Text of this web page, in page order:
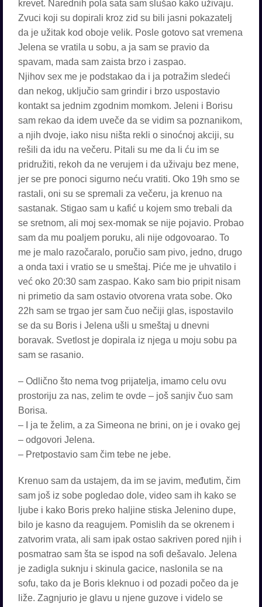
krevet. Narednih pola sata sam slušao kako uživaju.
Zvuci koji su dopirali kroz zid su bili jasni pokazatelj
da je užitak kod oboje velik. Posle gotovo sat vremena
Jelena se vratila u sobu, a ja sam se pravio da
spavam, mada sam zaista brzo i zaspao.
Njihov sex me je podstakao da i ja potražim sledeći
dan nekog, uključio sam grindir i brzo uspostavio
kontakt sa jednim zgodnim momkom. Jeleni i Borisu
sam rekao da idem uveče da se vidim sa poznanikom,
a njih dvoje, iako nisu ništa rekli o sinoćnoj akciji, su
rešili da idu na večeru. Pitali su me da li ću im se
pridružiti, rekoh da ne verujem i da uživaju bez mene,
jer se pre ponoci sigurno neću vratiti. Oko 19h smo se
rastali, oni su se spremali za večeru, ja krenuo na
sastanak. Stigao sam u kafić u kojem smo trebali da
se sretnom, ali moj sex-momak se nije pojavio. Probao
sam da mu poaljem poruku, ali nije odgovoarao. To
me je malo razočaralo, poručio sam pivo, jedno, drugo
a onda taxi i vratio se u smeštaj. Piće me je uhvatilo i
već oko 20:30 sam zaspao. Kako sam bio pripit nisam
ni primetio da sam ostavio otvorena vrata sobe. Oko
22h sam se trgao jer sam čuo nečiji glas, ispostavilo
se da su Boris i Jelena ušli u smeštaj u dnevni
boravak. Svetlost je dopirala iz njega u moju sobu pa
sam se rasanio.
– Odlično što nema tvog prijatelja, imamo celu ovu
prostoriju za nas, zelim te ovde – još sanjiv čuo sam
Borisa.
– I ja te želim, a za Simeona ne brini, on je i ovako gej
– odgovori Jelena.
– Pretpostavio sam čim tebe ne jebe.
Krenuo sam da ustajem, da im se javim, međutim, čim
sam još iz sobe pogledao dole, video sam ih kako se
ljube i kako Boris preko haljine stiska Jelenino dupe,
bilo je kasno da reagujem. Pomislih da se okrenem i
zatvorim vrata, ali sam ipak ostao sakriven pored njih i
posmatrao sam šta se ispod na sofi dešavalo. Jelena
je zadigla suknju i skinula gacice, naslonila se na
sofu, tako da je Boris kleknuo i od pozadi počeo da je
liže. Zagnjurio je glavu u njene guzove i videlo se